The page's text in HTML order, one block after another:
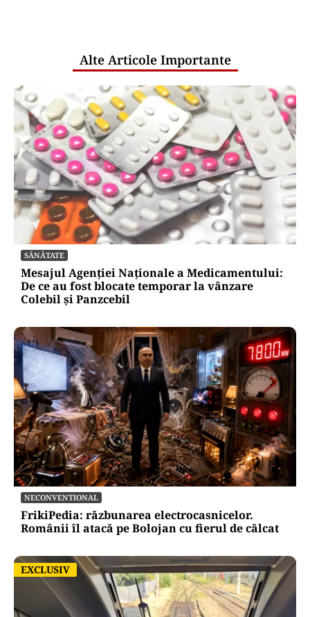
Alte Articole Importante
SĂNĂTATE
Mesajul Agenției Naționale a Medicamentului:
De ce au fost blocate temporar la vânzare
Colebil și Panzcebil
NECONVENTIONAL
FrikiPedia: răzbunarea electrocasnicelor.
Românii îl atacă pe Bolojan cu fierul de călcat
EXCLUSIV
EXCLUSIV